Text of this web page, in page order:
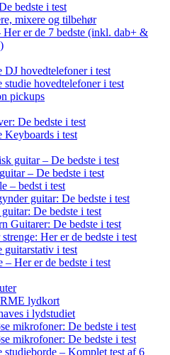
bedste i test
mixere og tilbehør
er de 7 bedste (inkl. dab+ &
DJ hovedtelefoner i test
studie hovedtelefoner i test
pickups
De bedste i test
Keyboards i test
guitar – De bedste i test
– De bedste i test
– bedst i test
guitar: De bedste i test
De bedste i test
Guitarer: De bedste i test
Her er de bedste i test
guitarstativ i test
– Her er de bedste i test
RME lydkort
i lydstudiet
mikrofoner: De bedste i test
mikrofoner: De bedste i test
studieborde – Komplet test af 6